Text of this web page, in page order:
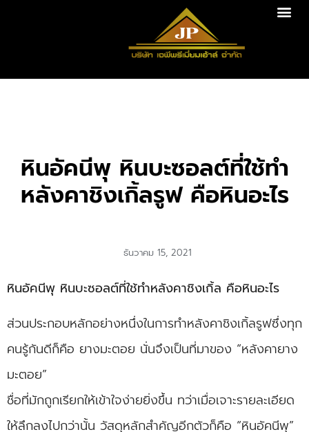
หินอัคนีพุ หินบะซอลต์ที่ใช้ทำ
หลังคาชิงเกิ้ลรูฟ คือหินอะไร
ธันวาคม 15, 2021
หินอัคนีพุ หินบะซอลต์ที่ใช้ทำหลังคาชิงเกิ้ล คือหินอะไร
ส่วนประกอบหลักอย่างหนึ่งในการทำหลังคาชิงเกิ้ลรูฟซึ่งทุก
คนรู้กันดีก็คือ ยางมะตอย นั่นจึงเป็นที่มาของ “หลังคายาง
มะตอย”
ชื่อที่มักถูกเรียกให้เข้าใจง่ายยิ่งขึ้น ทว่าเมื่อเจาะรายละเอียด
ให้ลึกลงไปกว่านั้น วัสดุหลักสำคัญอีกตัวก็คือ “หินอัคนีพุ”